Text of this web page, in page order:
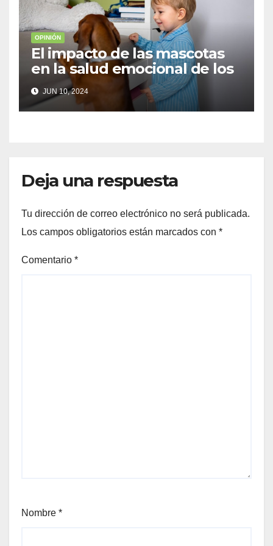
OPINIÓN
El impacto de las mascotas
en la salud emocional de los
niños
JUN 10, 2024
Deja una respuesta
Tu dirección de correo electrónico no será publicada.
Los campos obligatorios están marcados con *
Comentario *
Nombre *